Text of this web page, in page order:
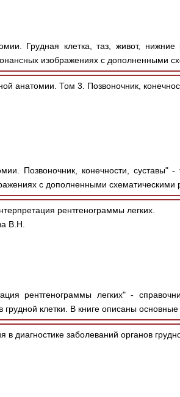
Грудная клетка, таз, живот,
изображениях с дополненными
анатомии. Том 3. Позвоночник,
Позвоночник, конечности, суставы"
с дополненными схематическими
рентгенограммы легких.
В.Н.
рентгенограммы легких" -
грудной клетки. В книге описаны
в диагностике заболеваний органов